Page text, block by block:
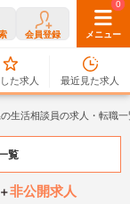
会員登録 メニュー
0
た求人
0
最近見た求人
生活相談員の求人・転職一
覧
非公開求人